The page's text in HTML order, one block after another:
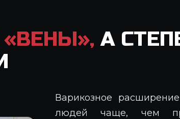
А
Варикозное
людей чаще, чем